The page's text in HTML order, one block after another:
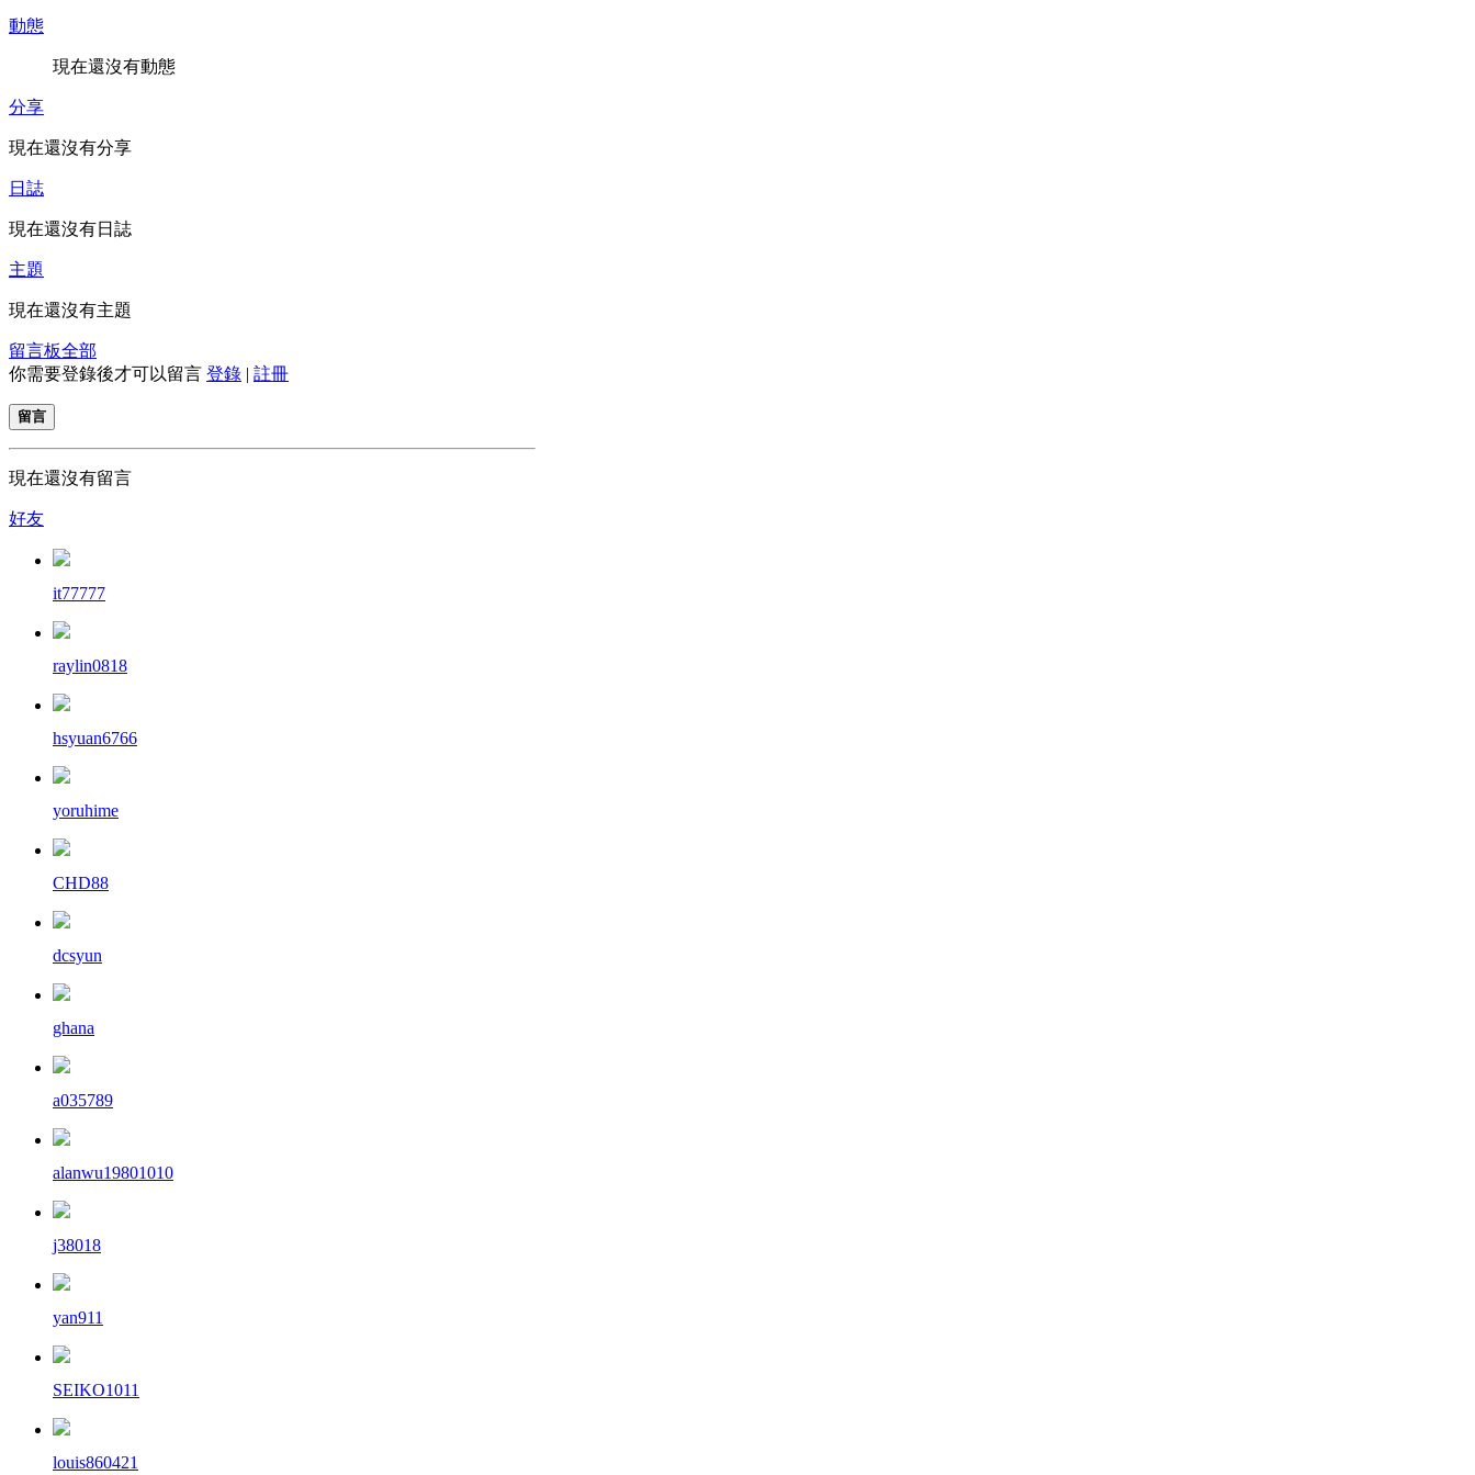
動態
現在還沒有動態
分享
現在還沒有分享
日誌
現在還沒有日誌
主題
現在還沒有主題
留言板全部
你需要登錄後才可以留言 登錄 | 註冊
留言
現在還沒有留言
好友
it77777
raylin0818
hsyuan6766
yoruhime
CHD88
dcsyun
ghana
a035789
alanwu19801010
j38018
yan911
SEIKO1011
louis860421